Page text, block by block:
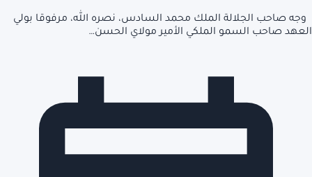
وجه صاحب الجلالة الملك محمد السادس، نصره الله، مرفوقا بولي
العهد صاحب السمو الملكي الأمير مولاي الحسن…